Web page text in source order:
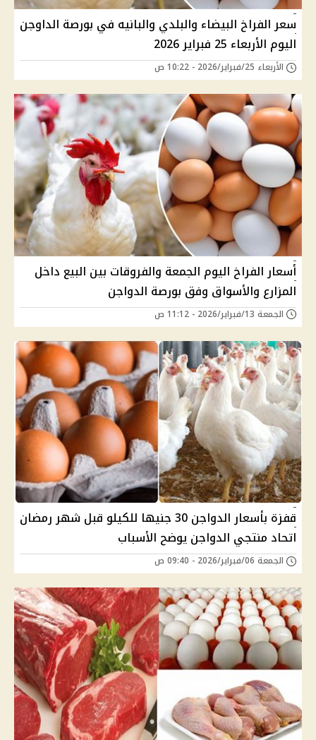
سعر الفراخ البيضاء والبلدي والبانيه في بورصة الداوجن
اليوم الأربعاء 25 فبراير 2026
الأربعاء 25/فبراير/2026 - 10:22 ص
أسعار الفراخ اليوم الجمعة والفروقات بين البيع داخل
المزارع والأسواق وفق بورصة الدواجن
الجمعة 13/فبراير/2026 - 11:12 ص
قفزة بأسعار الدواجن 30 جنيها للكيلو قبل شهر رمضان
اتحاد منتجي الدواجن يوضح الأسباب
الجمعة 06/فبراير/2026 - 09:40 ص